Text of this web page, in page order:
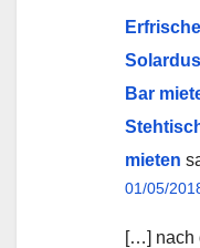
Bar
mieten
01/05/
[…] nach